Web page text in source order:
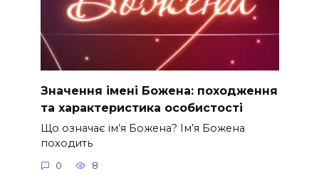
Значення імені Божена: походження
та характеристика особистості
Що означає ім’я Божена? Ім’я Божена
походить
0 8